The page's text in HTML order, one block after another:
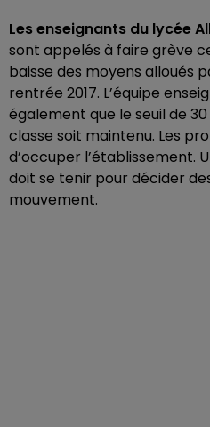
Les enseignants du lycée
sont appelés à faire grève
baisse des moyens alloués
rentrée 2017. L’équipe
également que le seuil de
classe soit maintenu. Les
d’occuper l’établissement.
doit se tenir pour décider
mouvement.